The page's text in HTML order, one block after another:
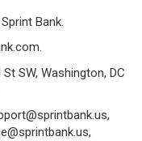
Bank.
SW, Washington, DC